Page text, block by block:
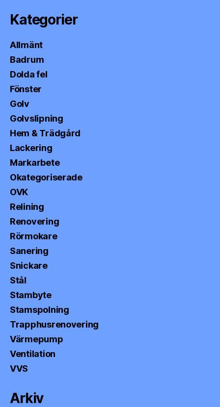
Kategorier
Allmänt
Badrum
Dolda fel
Fönster
Golv
Golvslipning
Hem & Trädgård
Lackering
Markarbete
Okategoriserade
OVK
Relining
Renovering
Rörmokare
Sanering
Snickare
Stål
Stambyte
Stamspolning
Trapphusrenovering
Värmepump
Ventilation
VVS
Arkiv